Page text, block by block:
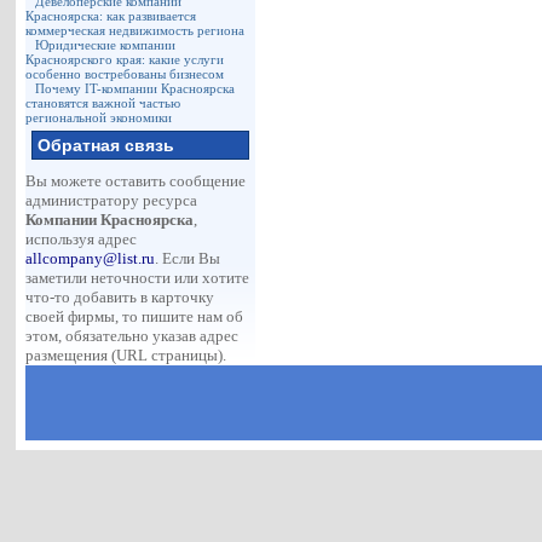
Красноярска: как развивается
коммерческая недвижимость региона
Юридические компании
Красноярского края: какие услуги
особенно востребованы бизнесом
Почему IT-компании Красноярска
становятся важной частью
региональной экономики
Обратная связь
Вы можете оставить сообщение
администратору ресурса
Компании Красноярска,
используя адрес
allcompany@list.ru. Если Вы
заметили неточности или хотите
что-то добавить в карточку
своей фирмы, то пишите нам об
этом, обязательно указав адрес
размещения (URL страницы).